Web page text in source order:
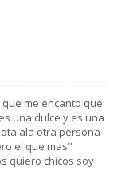
me encanto que
una dulce y es una
ala otra persona
el que mas"
quiero chicos soy